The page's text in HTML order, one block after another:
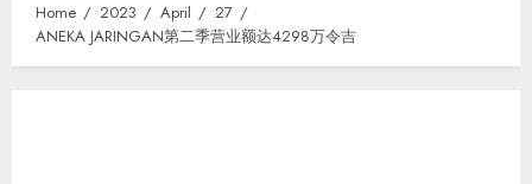
Home 2023 April
27
ANEKA JARINGAN第二季营业额达4298万令吉